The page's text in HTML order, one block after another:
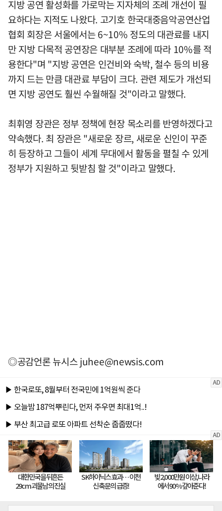
지방 공연 활성화를 가로막는 지자체의 조례 개선이 필
요하다는 지적도 나왔다. 고기호 한국대중음악공연산업
협회 회장은 서울에서는 6~10% 정도의 대관료를 내지
만 지방 다목적 공연장은 대부분 조례에 따라 10%를 적
용한다"며 "지방 공연은 인건비와 숙박, 철수 등의 비용
까지 드는 만큼 대관료 부담이 크다. 관련 제도가 개선되
면 지방 공연도 훨씬 수월해질 것"이라고 말했다.
최휘영 장관은 정부 정책에 현장 목소리를 반영하겠다고
약속했다. 최 장관은 "새로운 장르, 새로운 신인이 꾸준
히 등장하고 그들이 세계 무대에서 활동을 펼칠 수 있게
정부가 지원하고 뒷받침 할 것"이라고 말했다.
◎공감언론 뉴시스juhee@newsis.com